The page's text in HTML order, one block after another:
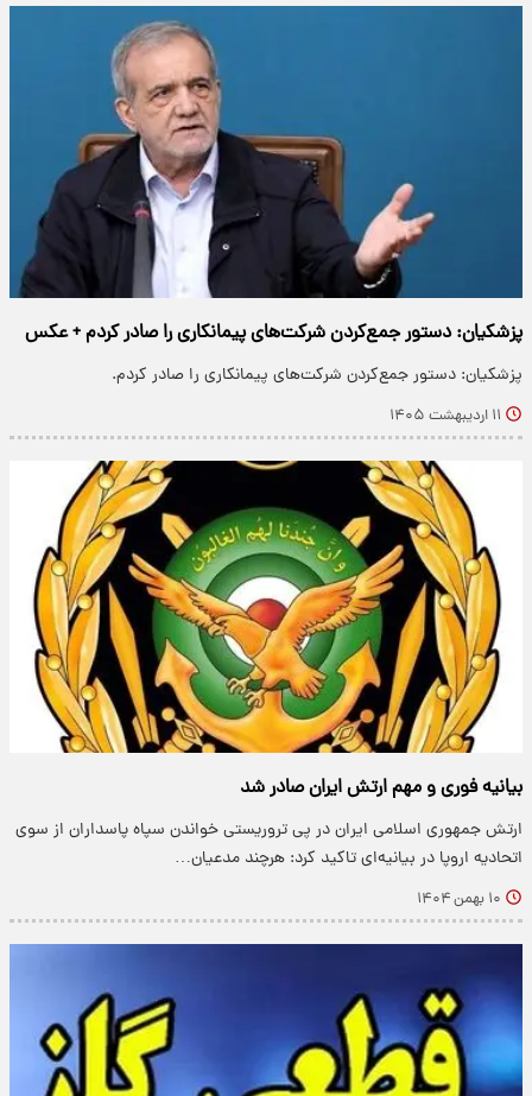
پزشکیان: دستور جمع‌کردن شرکت‌های پیمانکاری را صادر کردم + عکس
پزشکیان: دستور جمع‌کردن شرکت‌های پیمانکاری را صادر کردم.
۱۱ اردیبهشت ۱۴۰۵
بیانیه فوری و مهم ارتش ایران صادر شد
ارتش جمهوری اسلامی ایران در پی تروریستی خواندن سپاه پاسداران از سوی
اتحادیه اروپا در بیانیه‌ای تاکید کرد: هرچند مدعیان…
۱۰ بهمن ۱۴۰۴